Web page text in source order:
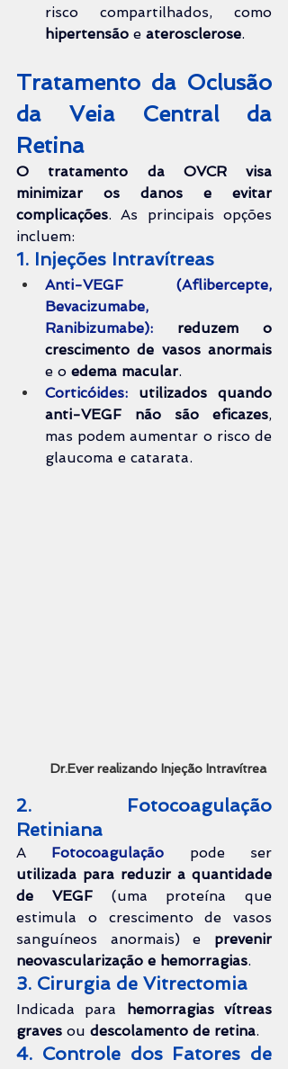
hipertensão e aterosclerose.
Tratamento da Oclusão
da Veia Central da
Retina
O tratamento da OVCR visa
minimizar os danos e evitar
complicações. As principais opções
incluem:
1. Injeções Intravítreas
Anti-VEGF (Aflibercepte,
Bevacizumabe,
Ranibizumabe):
reduzem o
crescimento de vasos anormais
e o edema macular.
Corticóides:
utilizados quando
anti-VEGF não são eficazes,
mas podem aumentar o risco de
glaucoma e catarata.
Dr.Ever realizando Injeção Intravítrea
2. Fotocoagulação
Retiniana
A Fotocoagulação
utilizada para reduzir a quantidade
de VEGF (uma proteína que
estimula o crescimento de vasos
sanguíneos anormais) e prevenir
neovascularização e hemorragias.
3. Cirurgia de Vitrectomia
Indicada para hemorragias vítreas
graves ou descolamento de retina.
4. Controle dos Fatores de